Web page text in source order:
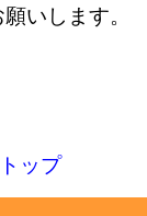
いします。
ップ